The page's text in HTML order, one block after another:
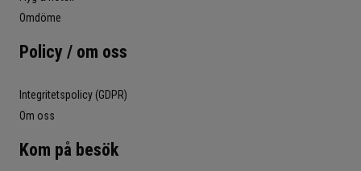
Omdöme
Policy / om oss
Integritetspolicy (GDPR)
Om oss
Kom på besök